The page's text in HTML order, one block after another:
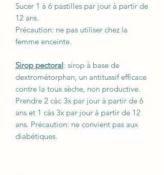
Sucer 1 à 6 pastilles par jour à partir de
12 ans.
Précaution: ne pas utiliser chez la
femme enceinte.
Sirop pectoral: sirop à base de
dextrométorphan, un antitussif efficace
contre la toux sèche, non productive.
Prendre 2 càc 3x par jour à partir de 6
ans et 1 càs 3x par jour à partir de 12
ans. Précaution: ne convient pas aux
diabétiques.